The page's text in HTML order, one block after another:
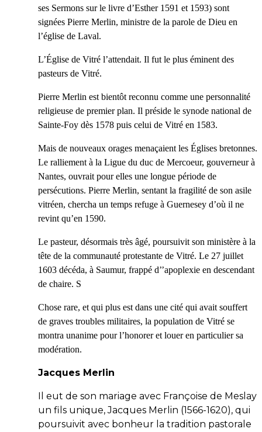
ses Sermons sur le livre d’Esther 1591 et 1593) sont
signées Pierre Merlin, ministre de la parole de Dieu en
l’église de Laval.
L’Église de Vitré l’attendait. Il fut le plus éminent des
pasteurs de Vitré.
Pierre Merlin est bientôt reconnu comme une personnalité
religieuse de premier plan. Il préside le synode national de
Sainte-Foy dès 1578 puis celui de Vitré en 1583.
Mais de nouveaux orages menaçaient les Églises bretonnes.
Le ralliement à la Ligue du duc de Mercoeur, gouverneur à
Nantes, ouvrait pour elles une longue période de
persécutions. Pierre Merlin, sentant la fragilité de son asile
vitréen, chercha un temps refuge à Guernesey d’où il ne
revint qu’en 1590.
Le pasteur, désormais très âgé, poursuivit son ministère à la
tête de la communauté protestante de Vitré. Le 27 juillet
1603 décéda, à Saumur, frappé d’’apoplexie en descendant
de chaire. S
Chose rare, et qui plus est dans une cité qui avait souffert
de graves troubles militaires, la population de Vitré se
montra unanime pour l’honorer et louer en particulier sa
modération.
Jacques Merlin
Il eut de son mariage avec Françoise de Meslay
un fils unique, Jacques Merlin (1566-1620), qui
poursuivit avec bonheur la tradition pastorale